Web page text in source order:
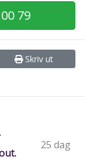
79
Skriv ut
25 dag